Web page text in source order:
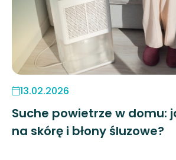
13.02.2026
Suche powietrze w domu:
na skórę i błony śluzowe?